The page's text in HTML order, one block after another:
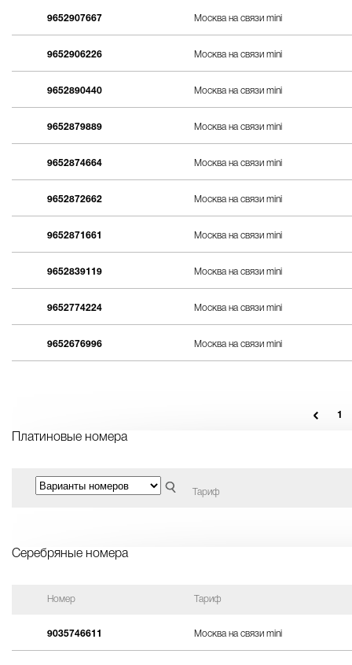
9652907667 Москва на связи mini
9652906226 Москва на связи mini
9652890440 Москва на связи mini
9652879889 Москва на связи mini
9652874664 Москва на связи mini
9652872662 Москва на связи mini
9652871661 Москва на связи mini
9652839119 Москва на связи mini
9652774224 Москва на связи mini
9652676996 Москва на связи mini
1
Платиновые номера
Тариф
Серебряные номера
Номер Тариф
9035746611 Москва на связи mini